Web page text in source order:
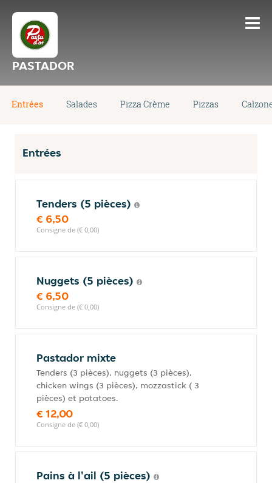
PASTADOR
Entrées Salades Pizza Crème Pizzas
Entrées
Tenders (5 pièces)
€ 6,50
Consigne de (€ 0,00)
Nuggets (5 pièces)
€ 6,50
Consigne de (€ 0,00)
Pastador mixte
Tenders (3 pièces), nuggets (3 pièces),
chicken wings (3 pièces), mozzastick ( 3
pièces) et potatoes.
€ 12,00
Consigne de (€ 0,00)
Pains à l'ail (5 pièces)